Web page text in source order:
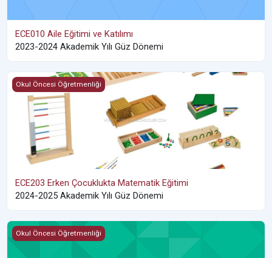
ECE010 Aile Eğitimi ve Katılımı
2023-2024 Akademik Yılı Güz Dönemi
ECE203 Erken Çocuklukta Matematik Eğitimi
Okul Öncesi Öğretmenliği
ECE203 Erken Çocuklukta Matematik Eğitimi
2024-2025 Akademik Yılı Güz Dönemi
ECE305 Erken Çocuklukta Öğrenme Yaklaşımları
Okul Öncesi Öğretmenliği